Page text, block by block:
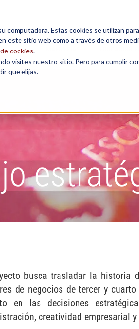
computadora. Estas cookies se utilizan
este sitio web como a través de otros
cookies.
visites nuestro sitio. Pero para cumplir
que elijas.
busca trasladar la historia
de negocios de tercer y
en las decisiones
creatividad empresarial